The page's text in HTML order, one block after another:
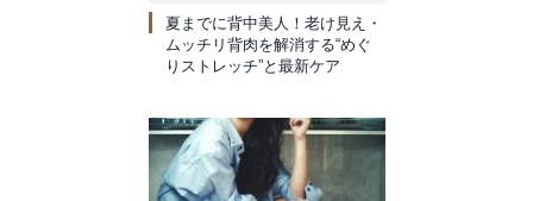
夏までに背中美人！老け見え・
ムッチリ背肉を解消する“めぐ
りストレッチ”と最新ケア